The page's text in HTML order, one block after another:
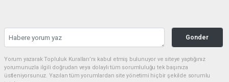
Gonder
Yorum yazarak Topluluk Kuralları’nı kabul etmiş bulunuyor ve siteye yaptığınız
yorumunuzla ilgili doğrudan veya dolaylı tüm sorumluluğu tek başınıza
üstleniyorsunuz. Yazılan tüm yorumlardan site yönetimi hiçbir şekilde sorumlu